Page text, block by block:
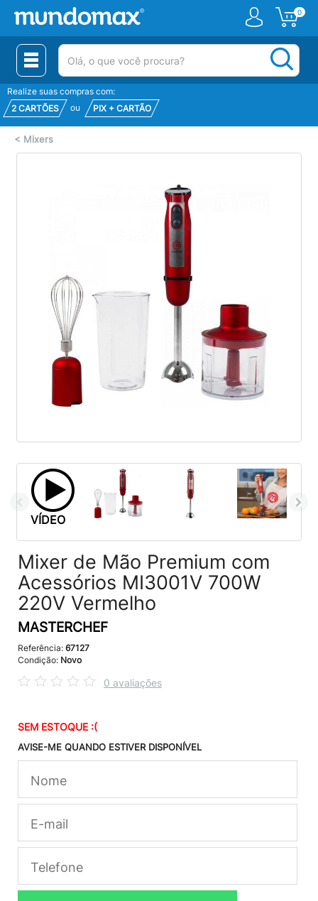
0
(pesquisar)
Realize suas compras com:
2 CARTÕES
ou PIX + CARTÃO
< Mixers
VÍDEO
Mixer de Mão Premium com
Acessórios MI3001V 700W
220V Vermelho
MASTERCHEF
Referência: 67127
Condição: Novo
0 avaliações
SEM ESTOQUE :(
AVISE-ME QUANDO ESTIVER DISPONÍVEL